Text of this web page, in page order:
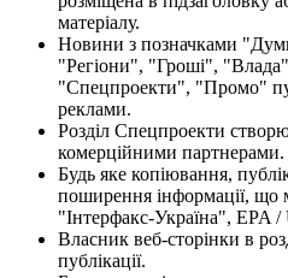
матеріалу.
Новини з позначками
"Регіони", "Гроші",
"Спецпроекти", "Промо"
реклами.
Розділ Спецпроекти
комерційними партнерами.
Будь яке копіювання,
поширення інформації, що
"Інтерфакс-Україна", EPA /
Власник веб-сторінки в
публікації.